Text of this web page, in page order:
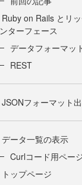
Ruby on Rails とリ
ンターフェース
データフォーマッ
REST
JSONフォーマット
データ一覧の表示
Curlコード用ペー
トップページ